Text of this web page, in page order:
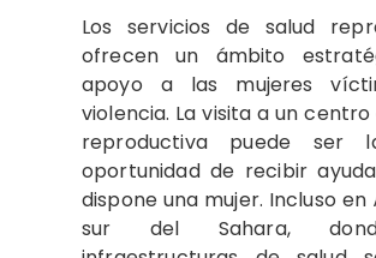
Los servicios de salud
ofrecen un ámbito
apoyo a las mujeres
violencia. La visita a un centro
reproductiva puede ser
oportunidad de recibir
dispone una mujer. Incluso en
sur del Sahara,